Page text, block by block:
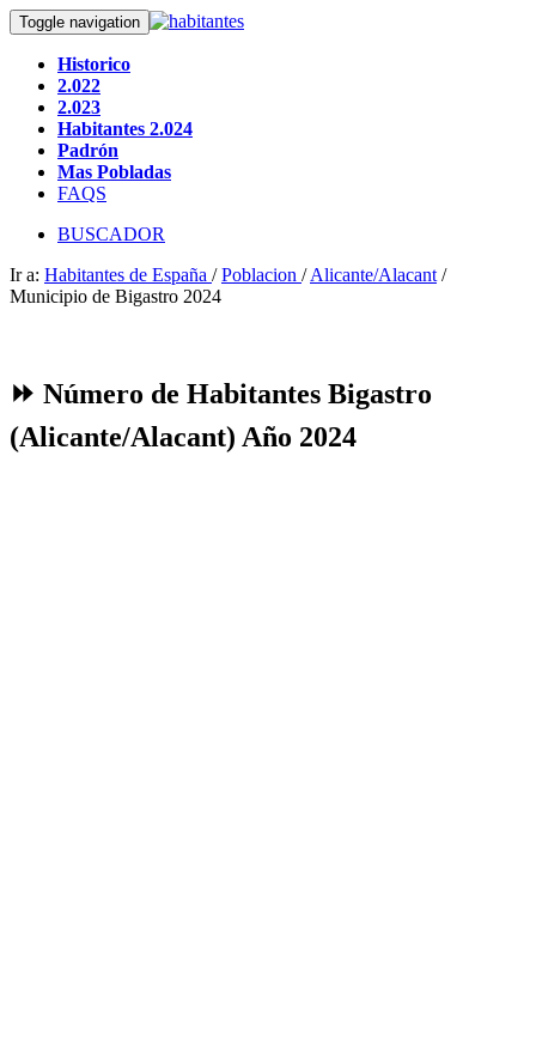
Toggle navigation
Historico
2.022
2.023
Habitantes 2.024
Padrón
Mas Pobladas
FAQS
BUSCADOR
Ir a: Habitantes de España /Poblacion /Alicante/Alacant /
Municipio de Bigastro 2024
⏩ Número de Habitantes Bigastro
(Alicante/Alacant) Año 2024